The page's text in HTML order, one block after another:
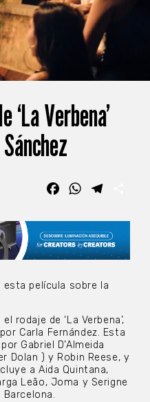
‘La Verbena’
FacebookWhatsApp
película sobre la
rodaje de ‘La Verbena’,
Carla Fernández. Esta
Gabriel D’Almeida
Dolan ) y Robin Reese, y
a Aida Quintana,
Leão, Joma y Serigne